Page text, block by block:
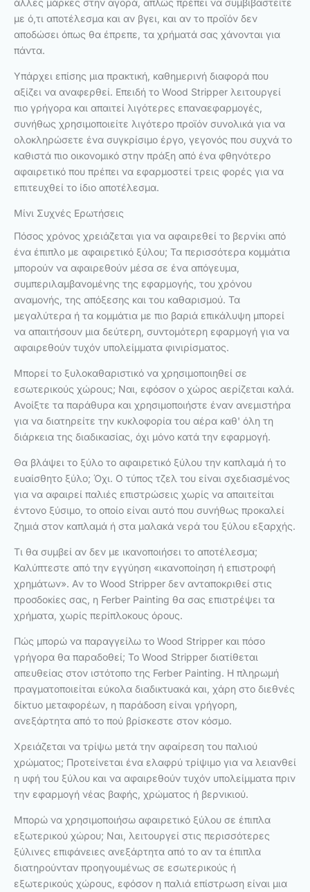
άλλες μάρκες στην αγορά, απλώς πρέπει να συμβιβαστείτε
με ό,τι αποτέλεσμα και αν βγει, και αν το προϊόν δεν
αποδώσει όπως θα έπρεπε, τα χρήματά σας χάνονται για
πάντα.
Υπάρχει επίσης μια πρακτική, καθημερινή διαφορά που
αξίζει να αναφερθεί. Επειδή το Wood Stripper λειτουργεί
πιο γρήγορα και απαιτεί λιγότερες επαναεφαρμογές,
συνήθως χρησιμοποιείτε λιγότερο προϊόν συνολικά για να
ολοκληρώσετε ένα συγκρίσιμο έργο, γεγονός που συχνά το
καθιστά πιο οικονομικό στην πράξη από ένα φθηνότερο
αφαιρετικό που πρέπει να εφαρμοστεί τρεις φορές για να
επιτευχθεί το ίδιο αποτέλεσμα.
Μίνι Συχνές Ερωτήσεις
Πόσος χρόνος χρειάζεται για να αφαιρεθεί το βερνίκι από
ένα έπιπλο με αφαιρετικό ξύλου; Τα περισσότερα κομμάτια
μπορούν να αφαιρεθούν μέσα σε ένα απόγευμα,
συμπεριλαμβανομένης της εφαρμογής, του χρόνου
αναμονής, της απόξεσης και του καθαρισμού. Τα
μεγαλύτερα ή τα κομμάτια με πιο βαριά επικάλυψη μπορεί
να απαιτήσουν μια δεύτερη, συντομότερη εφαρμογή για να
αφαιρεθούν τυχόν υπολείμματα φινιρίσματος.
Μπορεί το ξυλοκαθαριστικό να χρησιμοποιηθεί σε
εσωτερικούς χώρους; Ναι, εφόσον ο χώρος αερίζεται καλά.
Ανοίξτε τα παράθυρα και χρησιμοποιήστε έναν ανεμιστήρα
για να διατηρείτε την κυκλοφορία του αέρα καθ' όλη τη
διάρκεια της διαδικασίας, όχι μόνο κατά την εφαρμογή.
Θα βλάψει το ξύλο το αφαιρετικό ξύλου την καπλαμά ή το
ευαίσθητο ξύλο; Όχι. Ο τύπος τζελ του είναι σχεδιασμένος
για να αφαιρεί παλιές επιστρώσεις χωρίς να απαιτείται
έντονο ξύσιμο, το οποίο είναι αυτό που συνήθως προκαλεί
ζημιά στον καπλαμά ή στα μαλακά νερά του ξύλου εξαρχής.
Τι θα συμβεί αν δεν με ικανοποιήσει το αποτέλεσμα;
Καλύπτεστε από την εγγύηση «ικανοποίηση ή επιστροφή
χρημάτων». Αν το Wood Stripper δεν ανταποκριθεί στις
προσδοκίες σας, η Ferber Painting θα σας επιστρέψει τα
χρήματα, χωρίς περίπλοκους όρους.
Πώς μπορώ να παραγγείλω το Wood Stripper και πόσο
γρήγορα θα παραδοθεί; Το Wood Stripper διατίθεται
απευθείας στον ιστότοπο της Ferber Painting. Η πληρωμή
πραγματοποιείται εύκολα διαδικτυακά και, χάρη στο διεθνές
δίκτυο μεταφορέων, η παράδοση είναι γρήγορη,
ανεξάρτητα από το πού βρίσκεστε στον κόσμο.
Χρειάζεται να τρίψω μετά την αφαίρεση του παλιού
χρώματος; Προτείνεται ένα ελαφρύ τρίψιμο για να λειανθεί
η υφή του ξύλου και να αφαιρεθούν τυχόν υπολείμματα πριν
την εφαρμογή νέας βαφής, χρώματος ή βερνικιού.
Μπορώ να χρησιμοποιήσω αφαιρετικό ξύλου σε έπιπλα
εξωτερικού χώρου; Ναι, λειτουργεί στις περισσότερες
ξύλινες επιφάνειες ανεξάρτητα από το αν τα έπιπλα
διατηρούνταν προηγουμένως σε εσωτερικούς ή
εξωτερικούς χώρους, εφόσον η παλιά επίστρωση είναι μια